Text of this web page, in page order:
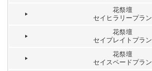
花祭壇
セイヒラリープラン
花祭壇
セイプレイトプラン
花祭壇
セイスペードプラン